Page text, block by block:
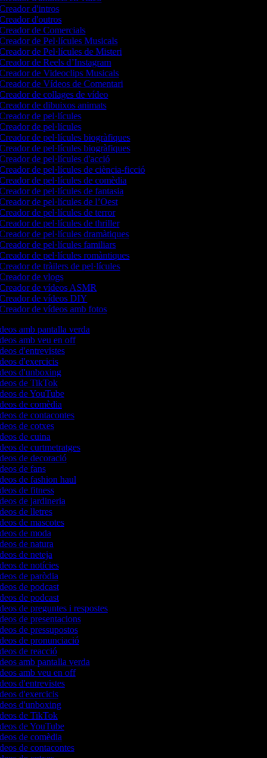
d'intros
d'outros
de Comercials
de Pel·lícules Musicals
de Pel·lícules de Misteri
de Reels d’Instagram
de Videoclips Musicals
de Vídeos de Comentari
de collages de vídeo
de dibuixos animats
de pel·lícules
de pel·lícules
de pel·lícules biogràfiques
de pel·lícules biogràfiques
de pel·lícules d'acció
de pel·lícules de ciència-ficció
de pel·lícules de comèdia
de pel·lícules de fantasia
de pel·lícules de l’Oest
de pel·lícules de terror
de pel·lícules de thriller
de pel·lícules dramàtiques
de pel·lícules familiars
de pel·lícules romàntiques
de tràilers de pel·lícules
de vlogs
de vídeos ASMR
de vídeos DIY
de vídeos amb fotos
amb pantalla verda
amb veu en off
d'entrevistes
d'exercicis
d'unboxing
de TikTok
de YouTube
de comèdia
de contacontes
de cotxes
de cuina
de curtmetratges
de decoració
de fans
de fashion haul
de fitness
de jardineria
de lletres
de mascotes
de moda
de natura
de neteja
de notícies
de paròdia
de podcast
de podcast
de preguntes i respostes
de presentacions
de pressupostos
de pronunciació
de reacció
amb pantalla verda
amb veu en off
d'entrevistes
d'exercicis
d'unboxing
de TikTok
de YouTube
de comèdia
de contacontes